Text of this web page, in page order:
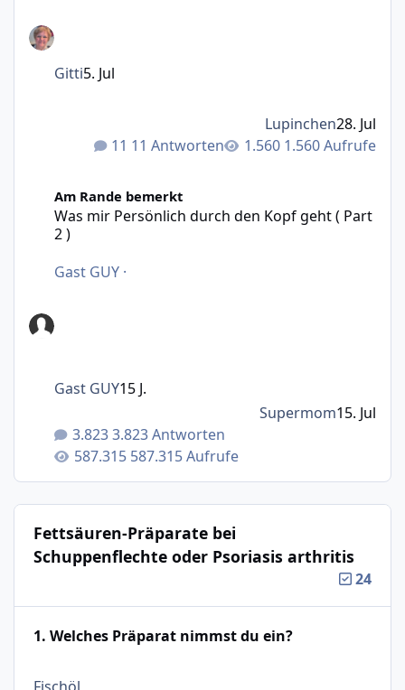
11 Antworten 1.560 Aufrufe
Gitti5. Jul
Lupinchen28. Jul
Am Rande bemerkt
Was mir Persönlich durch den Kopf geht ( Part
2 )
Gast GUY ·
3.823 Antworten
587.315 Aufrufe
Gast GUY15 J.
Supermom15. Jul
Fettsäuren-Präparate bei
Schuppenflechte oder Psoriasis arthritis
24
1. Welches Präparat nimmst du ein?
: 18%